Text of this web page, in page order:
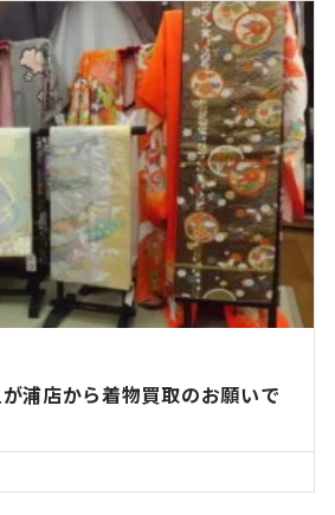
浦店から着物買取のお願いで